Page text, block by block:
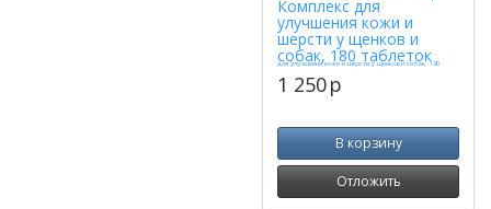
Комплекс для
улучшения кожи и
шерсти у щенков и
собак, 180 таблеток
1 250p
В корзину
Отложить